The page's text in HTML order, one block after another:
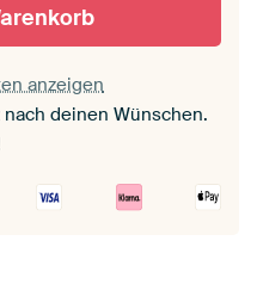
anzeigen
deinen Wünschen.